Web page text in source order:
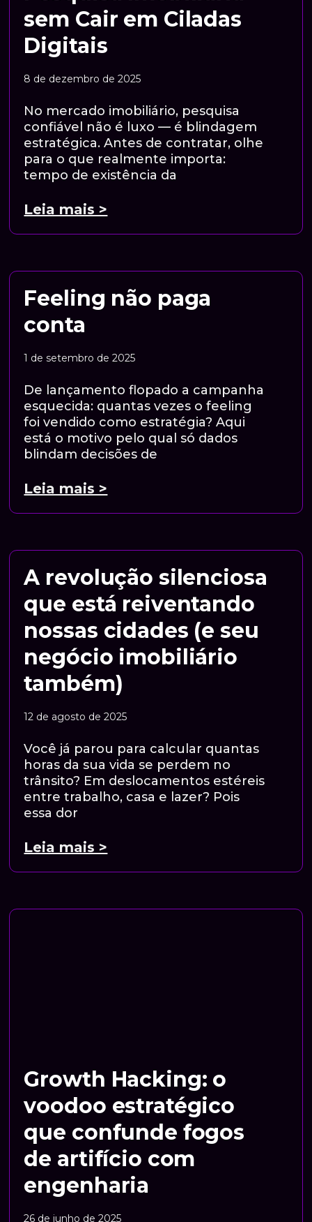
sem Cair em Ciladas
Digitais
8 de dezembro de 2025
No mercado imobiliário, pesquisa
confiável não é luxo — é blindagem
estratégica. Antes de contratar, olhe
para o que realmente importa:
tempo de existência da
Leia mais >
Feeling não paga
conta
1 de setembro de 2025
De lançamento flopado a campanha
esquecida: quantas vezes o feeling
foi vendido como estratégia? Aqui
está o motivo pelo qual só dados
blindam decisões de
Leia mais >
A revolução silenciosa
que está reiventando
nossas cidades (e seu
negócio imobiliário
também)
12 de agosto de 2025
Você já parou para calcular quantas
horas da sua vida se perdem no
trânsito? Em deslocamentos estéreis
entre trabalho, casa e lazer? Pois
essa dor
Leia mais >
Growth Hacking: o
voodoo estratégico
que confunde fogos
de artifício com
engenharia
26 de junho de 2025